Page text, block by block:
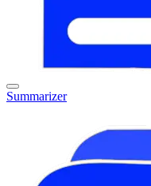
Summarizer